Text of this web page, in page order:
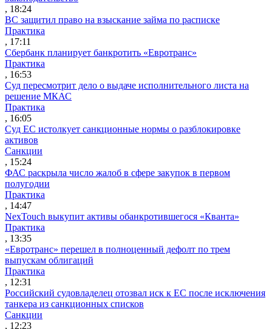
, 18:24
ВС защитил право на взыскание займа по расписке
Практика
, 17:11
Сбербанк планирует банкротить «Евротранс»
Практика
, 16:53
Суд пересмотрит дело о выдаче исполнительного листа на
решение МКАС
Практика
, 16:05
Суд ЕС истолкует санкционные нормы о разблокировке
активов
Санкции
, 15:24
ФАС раскрыла число жалоб в сфере закупок в первом
полугодии
Практика
, 14:47
NexTouch выкупит активы обанкротившегося «Кванта»
Практика
, 13:35
«Евротранс» перешел в полноценный дефолт по трем
выпускам облигаций
Практика
, 12:31
Российский судовладелец отозвал иск к ЕС после исключения
танкера из санкционных списков
Санкции
, 12:23